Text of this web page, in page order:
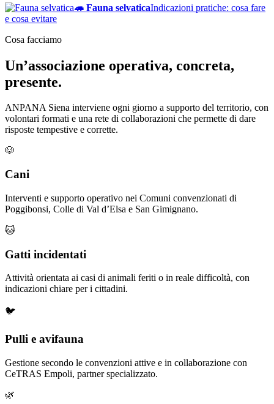
🦔 Fauna selvaticaIndicazioni pratiche: cosa fare
e cosa evitare
Cosa facciamo
Un’associazione operativa, concreta,
presente.
ANPANA Siena interviene ogni giorno a supporto del territorio, con
volontari formati e una rete di collaborazioni che permette di dare
risposte tempestive e corrette.
🐶
Cani
Interventi e supporto operativo nei Comuni convenzionati di
Poggibonsi, Colle di Val d’Elsa e San Gimignano.
🐱
Gatti incidentati
Attività orientata ai casi di animali feriti o in reale difficoltà, con
indicazioni chiare per i cittadini.
🐦
Pulli e avifauna
Gestione secondo le convenzioni attive e in collaborazione con
CeTRAS Empoli, partner specializzato.
🌿